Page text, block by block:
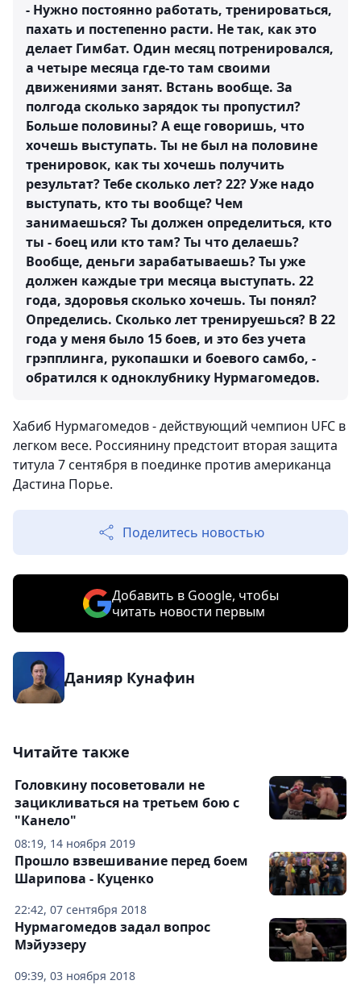
- Нужно постоянно работать, тренироваться,
пахать и постепенно расти. Не так, как это
делает Гимбат. Один месяц потренировался,
а четыре месяца где-то там своими
движениями занят. Встань вообще. За
полгода сколько зарядок ты пропустил?
Больше половины? А еще говоришь, что
хочешь выступать. Ты не был на половине
тренировок, как ты хочешь получить
результат? Тебе сколько лет? 22? Уже надо
выступать, кто ты вообще? Чем
занимаешься? Ты должен определиться, кто
ты - боец или кто там? Ты что делаешь?
Вообще, деньги зарабатываешь? Ты уже
должен каждые три месяца выступать. 22
года, здоровья сколько хочешь. Ты понял?
Определись. Сколько лет тренируешься? В 22
года у меня было 15 боев, и это без учета
грэпплинга, рукопашки и боевого самбо, -
обратился к одноклубнику Нурмагомедов.
Хабиб Нурмагомедов - действующий чемпион UFC в
легком весе. Россиянину предстоит вторая защита
титула 7 сентября в поединке против американца
Дастина Порье.
Поделитесь новостью
Добавить в Google, чтобы
читать новости первым
Данияр Кунафин
Читайте также
08:19, 14 ноября 2019
Головкину посоветовали не
зацикливаться на третьем бою с
"Канело"
22:42, 07 сентября 2018
Прошло взвешивание перед боем
Шарипова - Куценко
09:39, 03 ноября 2018
Нурмагомедов задал вопрос
Мэйуэзеру